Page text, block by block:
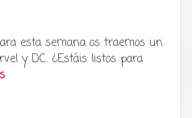
sobre manga,
japonesa ツ
esta semana os traemos un
y DC. ¿Estáis listos para